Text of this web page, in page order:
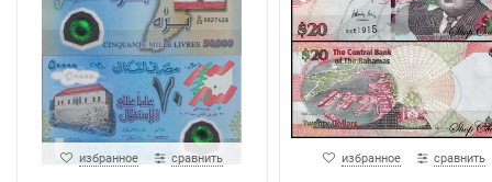
избранное сравнить избранное сравнить